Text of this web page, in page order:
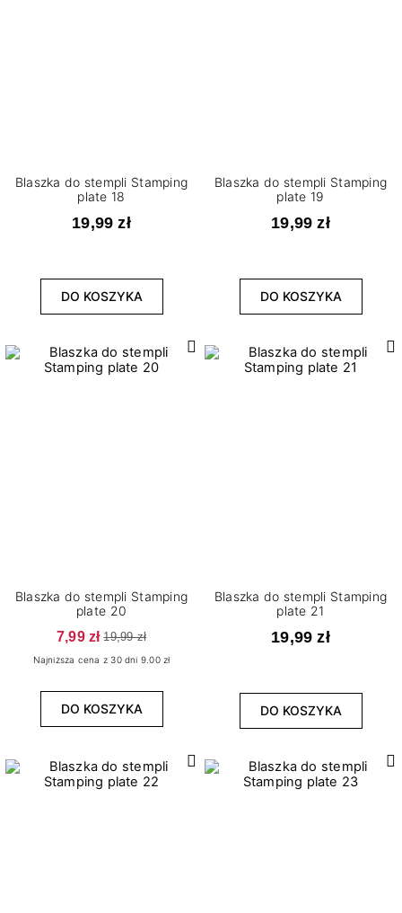
Blaszka do stempli Stamping
plate 18
19,99 zł
DO KOSZYKA
Blaszka do stempli Stamping
plate 19
19,99 zł
DO KOSZYKA
Blaszka do stempli Stamping
plate 20
7,99 zł 19,99 zł
Najniższa cena z 30 dni 9.00 zł
DO KOSZYKA
Blaszka do stempli Stamping
plate 21
19,99 zł
DO KOSZYKA